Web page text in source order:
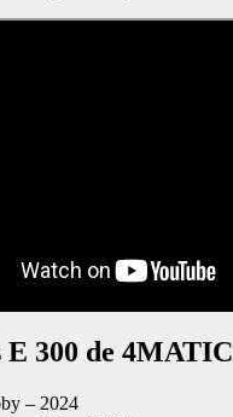
E 300 de 4MATIC
– 2024